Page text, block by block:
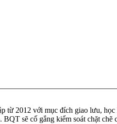
2012 với mục đích giao lưu,
sẽ cố gắng kiểm soát chặt